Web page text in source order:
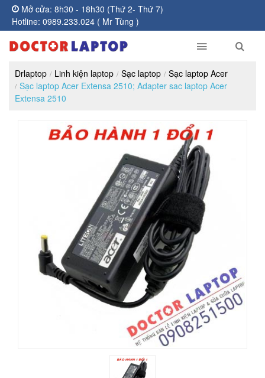
Mở cửa: 8h30 - 18h30 (Thứ 2- Thứ 7)
Hotline: 0989.233.024 ( Mr Tùng )
Drlaptop Linh kiện laptop Sạc laptop
Sạc laptop Acer
Sạc laptop Acer Extensa 2510; Adapter sac laptop Acer
Extensa 2510